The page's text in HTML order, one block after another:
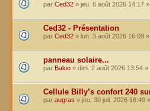
par Ced32 » jeu. 6 août 2026 14:17
Ced32 - Présentation
par Ced32 » lun. 3 août 2026 16:09
panneau solaire...
par Baloo » dim. 2 août 2026 13:54 »
Cellule Billy’s confort 240
par augras » jeu. 30 juil. 2026 16:49